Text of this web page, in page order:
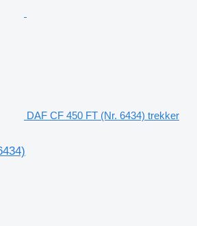
DAF CF 450 FT (Nr. 6434) trekker